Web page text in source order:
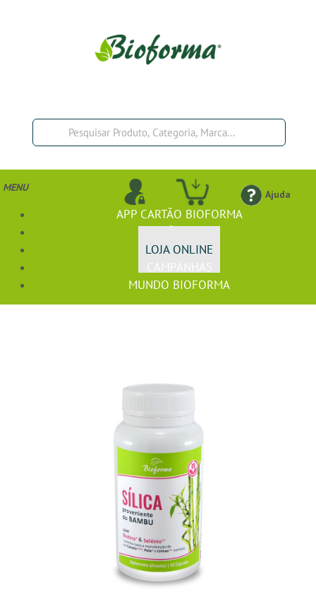
Ajuda
MENU
APP CARTÃO BIOFORMA
LOJA ONLINE
MUNDO BIOFORMA